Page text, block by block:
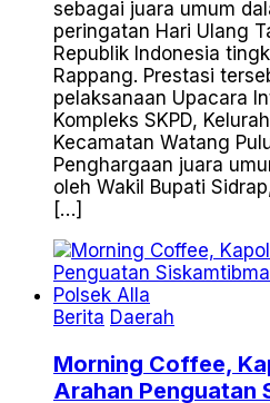
sebagai juara umum
peringatan Hari Ulang
Republik Indonesia
Rappang. Prestasi
pelaksanaan Upacara
Kompleks SKPD,
Kecamatan Watang
Penghargaan juara
oleh Wakil Bupati
[…]
Berita Daerah
Morning Coffee,
Arahan Penguatan